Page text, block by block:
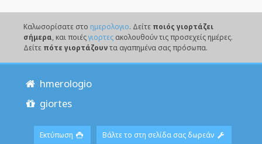
Καλωσορίσατε στο ημερολογιο. Δείτε ποιός γιορτάζει
σήμερα, και ποιέςγιορτεςακολουθούν τις προσεχείς ημέρες.
Δείτε πότε γιορτάζουντα αγαπημένα σας πρόσωπα.
hmerologio
giortes
Εκτύπωση Βάλτε το στη σελίδα σας δωρεάν